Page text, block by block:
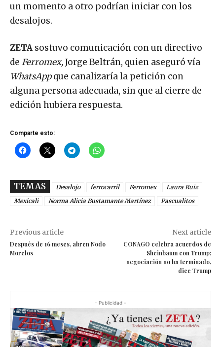
un momento a otro podrían iniciar con los
desalojos.
ZETA sostuvo comunicación con un directivo
de Ferromex,Jorge Beltrán, quien aseguró vía
WhatsAppque canalizaría la petición con
alguna persona adecuada, sin que al cierre de
edición hubiera respuesta.
Comparte esto:
TEMAS Desalojo ferrocarril Ferromex
Laura Ruiz
Mexicali
Norma Alicia Bustamante Martínez Pascualitos
Previous article
Después de 16 meses, abren Nodo
Morelos
Next article
CONAGO celebra acuerdos de
Sheinbaum con Trump;
negociación no ha terminado,
dice Trump
- Publicidad -